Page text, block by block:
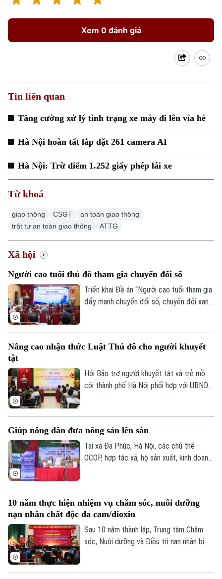
Xu hướng
Chuyên mục
Thời sự
Hà Nội
Hà Nội
Xem 0 đánh giá
Tin liên quan
Tăng cường xử lý tình trạng xe máy đi lên vỉa hè
Hà Nội hoàn tất lắp đặt 261 camera AI
Hà Nội: Trừ điểm 1.252 giấy phép lái xe
Từ khoá
giao thông CSGT
an toàn giao thông
trật tự an toàn giao thông
ATTG
Xã hội
Người cao tuổi thủ đô tham gia chuyển đổi số
Triển khai Đề án “Người cao tuổi tham gia
đẩy mạnh chuyển đổi số, chuyển đổi xanh,
hội viên người cao tuổi trên địa bàn một
Nâng cao nhận thức Luật Thủ đô cho người khuyết
tật
Hội Bảo trợ người khuyết tật và trẻ mồ
côi thành phố Hà Nội phối hợp với UBND
cho cán bộ và người khuyết tật trên địa
bàn.
Giúp nông dân đưa nông sản lên sàn
Tại xã Đa Phúc, Hà Nội, các chủ thể
OCOP, hợp tác xã, hộ sản xuất, kinh doanh
đổi số đến gần hơn với hoạt động sản
xuất, kinh doanh của người dân.
10 năm thực hiện nhiệm vụ chăm sóc, nuôi dưỡng
nạn nhân chất độc da cam/dioxin
Sau 10 năm thành lập, Trung tâm Chăm
sóc, Nuôi dưỡng và Điều trị nạn nhân bị